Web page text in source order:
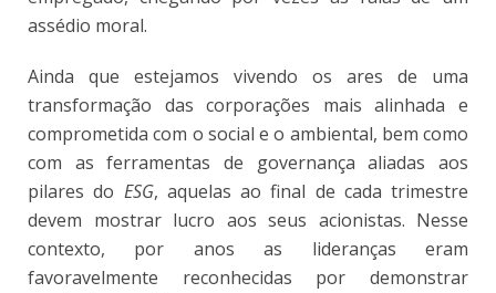
assédio moral.
Ainda que estejamos vivendo os ares de uma
transformação das corporações mais alinhada e
comprometida com o social e o ambiental, bem como
com as ferramentas de governança aliadas aos
pilares do ESG, aquelas ao final de cada trimestre
devem mostrar lucro aos seus acionistas. Nesse
contexto, por anos as lideranças eram
favoravelmente reconhecidas por demonstrar